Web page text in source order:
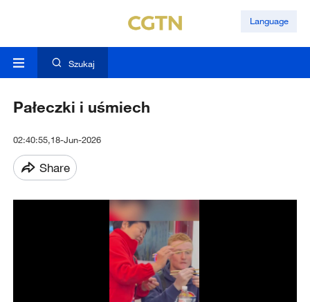
Language
Szukaj
Pałeczki i uśmiech
02:40:55,18-Jun-2026
Share